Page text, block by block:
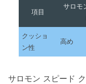
項目
サロモ
クッショ
ン性
高め
サロモン スピード